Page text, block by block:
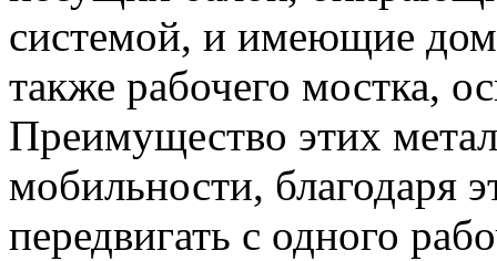
системой, и имеющие
также рабочего мостка,
Преимущество этих
мобильности, благодаря
передвигать с одного